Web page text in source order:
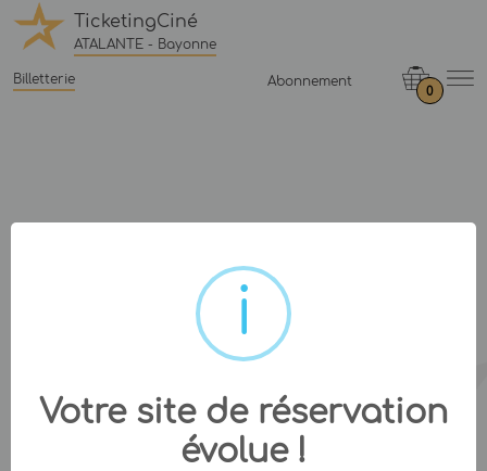
TicketingCiné
ATALANTE - Bayonne
Billetterie Abonnement
0
Votre site de réservation
évolue !